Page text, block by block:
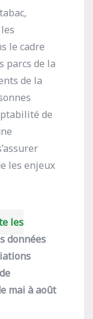
le cadre
parcs de la
de la
de
les enjeux
les
données
mai à août